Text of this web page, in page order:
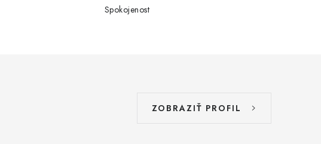
Spokojenost
ZOBRAZIŤ PROFIL